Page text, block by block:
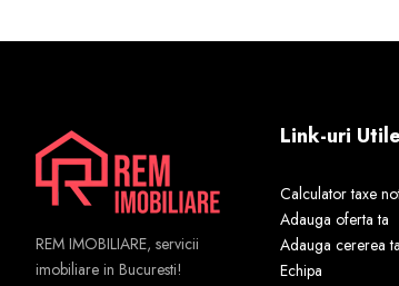
REM IMOBILIARE, servicii
imobiliare in Bucuresti!
Link-uri Utile
Calculator taxe
Adauga oferta ta
Adauga cererea ta
Echipa